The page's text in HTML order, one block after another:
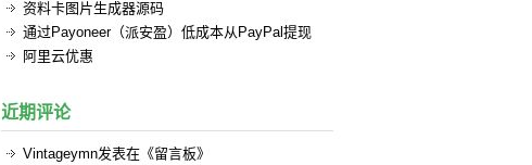
资料卡图片生成器源码
通过Payoneer（派安盈）低成本从PayPal提现
阿里云优惠
近期评论
Vintageymn发表在《留言板》